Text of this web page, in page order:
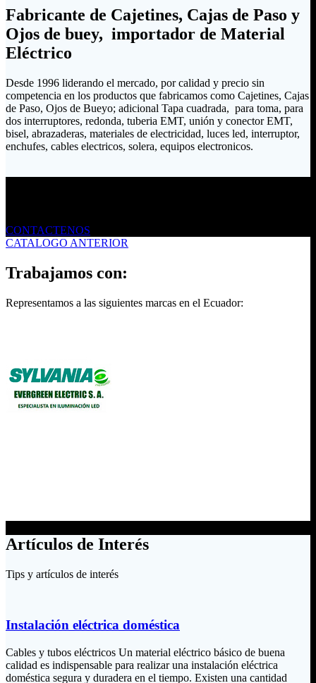
Fabricante de Cajetines, Cajas de Paso y
Ojos de buey, importador de Material
Eléctrico
Desde 1996 liderando el mercado, por calidad y precio sin
competencia en los productos que fabricamos como Cajetines, Cajas
de Paso, Ojos de Bueyo; adicional Tapa cuadrada, para toma, para
dos interruptores, redonda, tuberia EMT, unión y conector EMT,
bisel, abrazaderas, materiales de electricidad, luces led, interruptor,
enchufes, cables electricos, solera, equipos electronicos.
CONTACTENOS
CATALOGO ANTERIOR
Trabajamos con:
Representamos a las siguientes marcas en el Ecuador:
Artículos de Interés
Tips y artículos de interés
Instalación eléctrica doméstica
Cables y tubos eléctricos Un material eléctrico básico de buena
calidad es indispensable para realizar una instalación eléctrica
doméstica segura y duradera en el tiempo. Existen una cantidad